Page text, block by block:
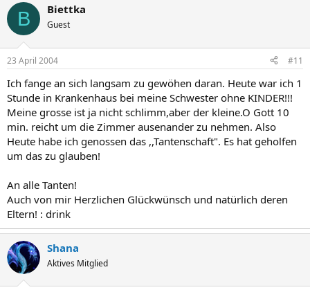
B Biettka
Guest
23 April 2004 #11
Ich fange an sich langsam zu gewöhen daran. Heute war ich 1
Stunde in Krankenhaus bei meine Schwester ohne KINDER!!!
Meine grosse ist ja nicht schlimm,aber der kleine.O Gott 10
min. reicht um die Zimmer ausenander zu nehmen. Also
Heute habe ich genossen das ,,Tantenschaft". Es hat geholfen
um das zu glauben!
An alle Tanten!
Auch von mir Herzlichen Glückwünsch und natürlich deren
Eltern! : drink
Shana
Aktives Mitglied